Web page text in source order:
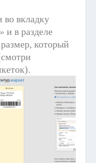
во вкладку
и в разделе
который